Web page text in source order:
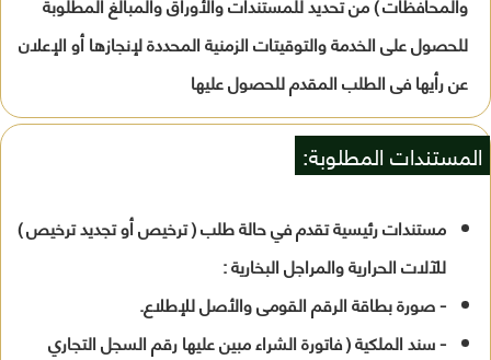
للحصول على الخدمة والتوقيتات الزمنية المحددة لإنجازها أو الإعلان
عن رأيها فى الطلب المقدم للحصول عليها
المستندات المطلوبة:
مستندات رئيسية تقدم في حالة طلب ( ترخيص أو تجديد ترخيص )
للآلات الحرارية والمراجل البخارية :
- صورة بطاقة الرقم القومى والأصل للإطلاع.
- سند الملكية ( فاتورة الشراء مبين عليها رقم السجل التجاري